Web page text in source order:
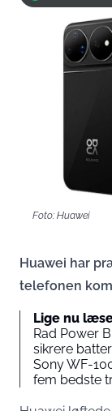
Foto: Huawei
Huawei har
telefonen
Lige nu
Rad Power
sikrere
Sony WF-
fem bedste